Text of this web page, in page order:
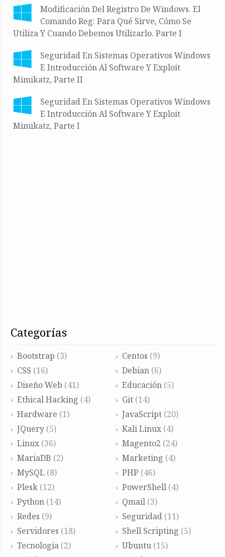
Modificación Del Registro De Windows. El
Comando Reg: Para Qué Sirve, Cómo Se
Utiliza Y Cuando Debemos Utilizarlo. Parte I
Seguridad En Sistemas Operativos Windows
E Introducción Al Software Y Exploit
Mimikatz, Parte II
Seguridad En Sistemas Operativos Windows
E Introducción Al Software Y Exploit
Mimikatz, Parte I
categorías
Bootstrap (3) Centos (9)
CSS (16) Debian(6)
Diseño Web (41) Educación(5)
Ethical Hacking (4) Git(14)
Hardware (1) JavaScript(20)
JQuery (5) Kali Linux(4)
Linux (36) Magento2 (24)
MariaDB (2) Marketing (4)
MySQL (8) PHP (46)
Plesk (12) PowerShell(4)
Python (14) Qmail(3)
Redes (9) Seguridad(11)
Servidores (18) Shell Scripting (5)
Tecnología (2) Ubuntu(15)